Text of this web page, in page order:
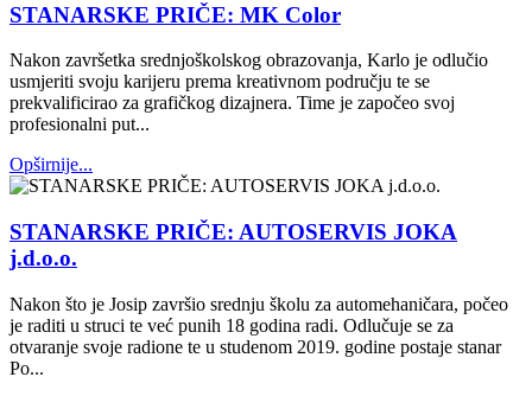
STANARSKE PRIČE: MK Color
Nakon završetka srednjoškolskog obrazovanja, Karlo je odlučio
usmjeriti svoju karijeru prema kreativnom području te se
prekvalificirao za grafičkog dizajnera. Time je započeo svoj
profesionalni put...
Opširnije...
STANARSKE PRIČE: AUTOSERVIS JOKA
j.d.o.o.
Nakon što je Josip završio srednju školu za automehaničara, počeo
je raditi u struci te već punih 18 godina radi. Odlučuje se za
otvaranje svoje radione te u studenom 2019. godine postaje stanar
Po...